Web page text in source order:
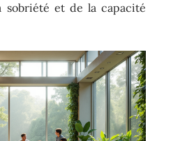
sobriété et de la capacité